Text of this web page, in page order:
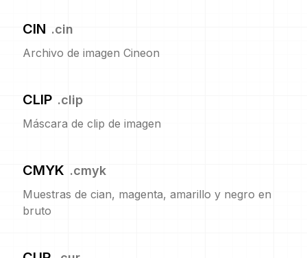
CIN .cin
Archivo de imagen Cineon
CLIP .clip
Máscara de clip de imagen
CMYK .cmyk
Muestras de cian, magenta, amarillo y negro en
bruto